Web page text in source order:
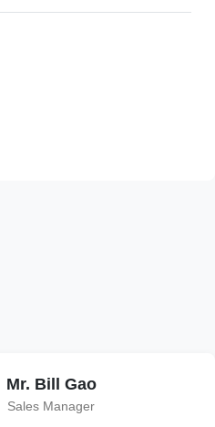
Mr. Bill Gao
Sales Manager